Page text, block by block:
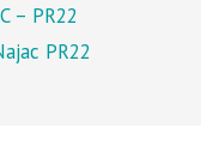
– PR22
PR22